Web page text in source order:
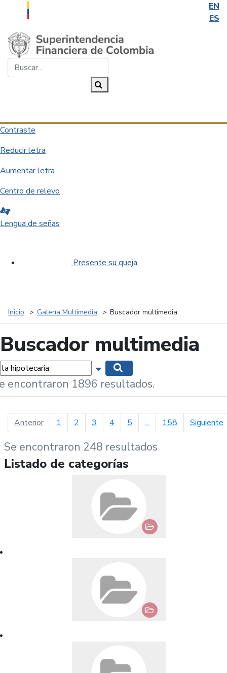
EN
ES
Saltar al contenido principal
Contraste
Reducir letra
Aumentar letra
Centro de relevo
Lengua de señas
Presente su queja
Inicio Galería Multimedia Buscador multimedia
Buscador multimedia
Mostrar opciones de búsqueda
encontraron 1896 resultados.
Anteriorpágina anterior
1 2 3 4 5 ... 158 Siguiente
Se encontraron 248 resultados
Listado de categorías